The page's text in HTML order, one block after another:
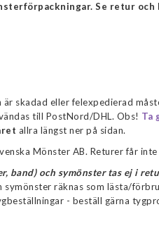
Se retur och
skadad eller felexpedierad
till PostNord/DHL. Obs! Ta
allra längst ner på sidan.
Mönster AB. Returer får
band) och symönster tas ej i
räknas som lästa/
- beställ gärna